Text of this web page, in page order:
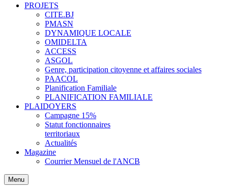
PROJETS
CITE.BJ
PMASN
DYNAMIQUE LOCALE
OMIDELTA
ACCESS
ASGOL
Genre, participation citoyenne et affaires sociales
PAACOL
Planification Familiale
PLANIFICATION FAMILIALE
PLAIDOYERS
Campagne 15%
Statut fonctionnaires
territoriaux
Actualités
Magazine
Courrier Mensuel de l'ANCB
Menu